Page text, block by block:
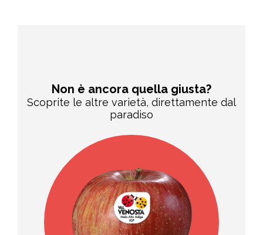
Non è ancora quella giusta?
Scoprite le altre varietà, direttamente dal
paradiso